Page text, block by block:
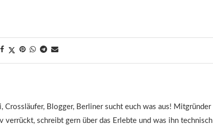
Crossläufer, Blogger, Berliner sucht euch was aus! Mitgründer
verrückt, schreibt gern über das Erlebte und was ihn technisch